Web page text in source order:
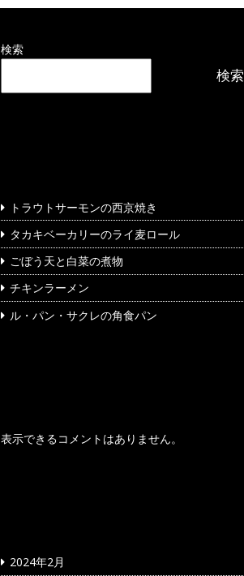
検索
検索
トラウトサーモンの西京焼き
タカキベーカリーのライ麦ロール
ごぼう天と白菜の煮物
チキンラーメン
ル・パン・サクレの角食パン
表示できるコメントはありません。
2024年2月